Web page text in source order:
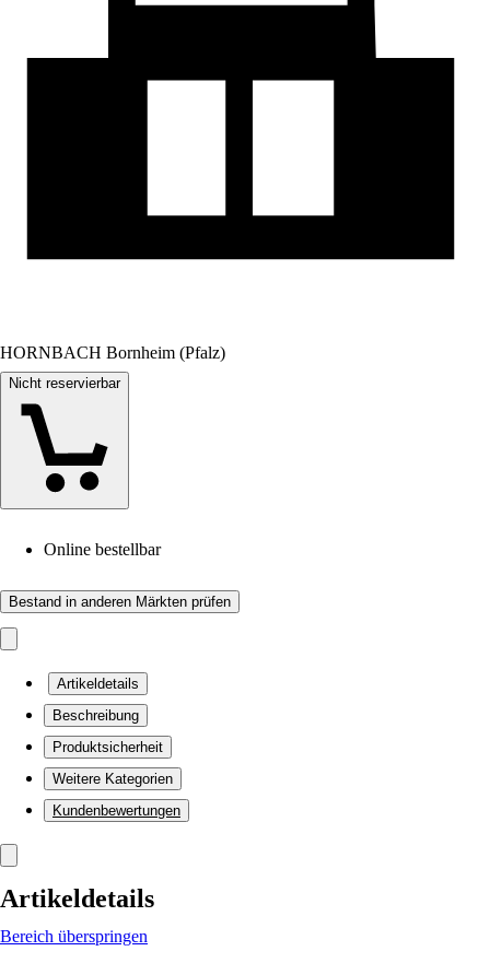
HORNBACH Bornheim (Pfalz)
Nicht reservierbar
Online bestellbar
Bestand in anderen Märkten prüfen
Artikeldetails
Beschreibung
Produktsicherheit
Weitere Kategorien
Kundenbewertungen
Artikeldetails
Bereich überspringen